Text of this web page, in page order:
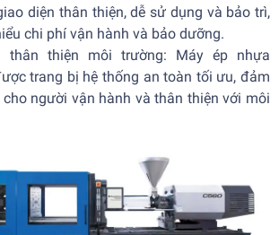
diện thân thiện, dễ sử dụng và bảo trì,
chi phí vận hành và bảo dưỡng.
thân thiện môi trường: Máy ép nhựa
trang bị hệ thống an toàn tối ưu, đảm
người vận hành và thân thiện với môi